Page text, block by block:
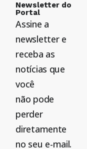
Newsletter do
Portal
Assine a
newsletter e
receba as
notícias que
você
não pode
perder
diretamente
no seu e-mail.